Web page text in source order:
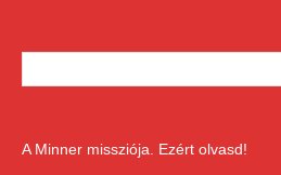
A Minner missziója. Ezért olvasd!